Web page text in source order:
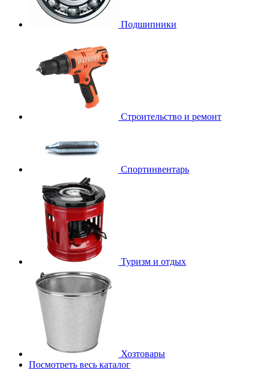
Подшипники
Строительство и ремонт
Спортинвентарь
Туризм и отдых
Хозтовары
Посмотреть весь каталог